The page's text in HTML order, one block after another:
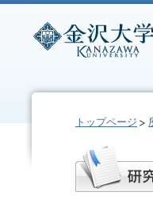
トップページ